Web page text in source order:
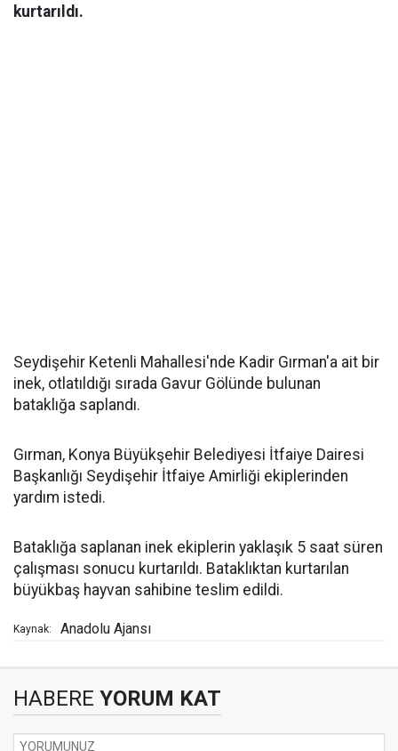
kurtarıldı.
Seydişehir Ketenli Mahallesi'nde Kadir Gırman'a ait bir
inek, otlatıldığı sırada Gavur Gölünde bulunan
bataklığa saplandı.
Gırman, Konya Büyükşehir Belediyesi İtfaiye Dairesi
Başkanlığı Seydişehir İtfaiye Amirliği ekiplerinden
yardım istedi.
Bataklığa saplanan inek ekiplerin yaklaşık 5 saat süren
çalışması sonucu kurtarıldı. Bataklıktan kurtarılan
büyükbaş hayvan sahibine teslim edildi.
Kaynak: Anadolu Ajansı
HABERE YORUM KAT